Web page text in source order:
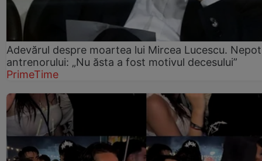
Adevărul despre moartea lui Mircea Lucescu.
antrenorului: „Nu ăsta a fost motivul decesului”
PrimeTime